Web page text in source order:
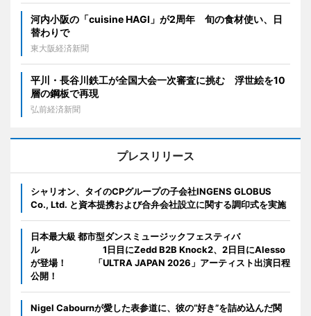
河内小阪の「cuisine HAGI」が2周年 旬の食材使い、日
替わりで
東大阪経済新聞
平川・長谷川鉄工が全国大会一次審査に挑む 浮世絵を10
層の鋼板で再現
弘前経済新聞
プレスリリース
シャリオン、タイのCPグループの子会社INGENS GLOBUS
Co., Ltd. と資本提携および合弁会社設立に関する調印式を実施
日本最大級 都市型ダンスミュージックフェスティバ
ル 1日目にZedd B2B Knock2、2日目にAlesso
が登場！ 「ULTRA JAPAN 2026」アーティスト出演日程
公開！
Nigel Cabournが愛した表参道に、彼の“好き”を詰め込んだ関